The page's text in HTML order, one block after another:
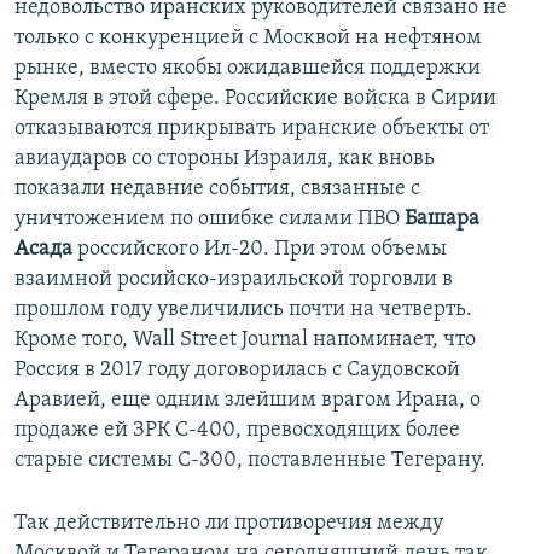
недовольство иранских руководителей связано не
только с конкуренцией с Москвой на нефтяном
рынке, вместо якобы ожидавшейся поддержки
Кремля в этой сфере. Российские войска в Сирии
отказываются прикрывать иранские объекты от
авиаударов со стороны Израиля, как вновь
показали недавние события, связанные с
уничтожением по ошибке силами ПВО Башара
Асада российского Ил-20. При этом объемы
взаимной росийско-израильской торговли в
прошлом году увеличились почти на четверть.
Кроме того, Wall Street Journal напоминает, что
Россия в 2017 году договорилась с Саудовской
Аравией, еще одним злейшим врагом Ирана, о
продаже ей ЗРК С-400, превосходящих более
старые системы С-300, поставленные Тегерану.​
Так действительно ли противоречия между